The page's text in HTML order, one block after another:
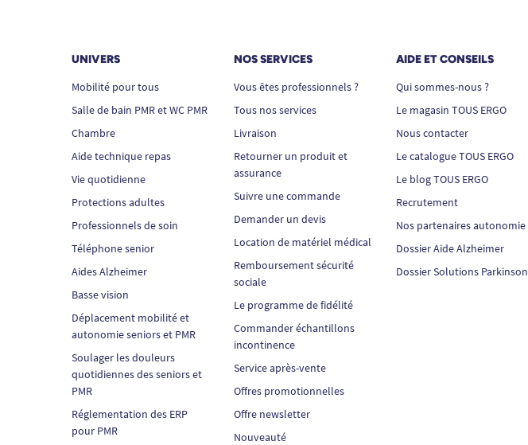
UNIVERS
Mobilité pour tous
Salle de bain PMR et WC PMR
Chambre
Aide technique repas
Vie quotidienne
Protections adultes
Professionnels de soin
Téléphone senior
Aides Alzheimer
Basse vision
Déplacement mobilité et
autonomie seniors et PMR
Soulager les douleurs
quotidiennes des seniors et
PMR
Réglementation des ERP
pour PMR
NOS SERVICES
Vous êtes professionnels ?
Tous nos services
Livraison
Retourner un produit et
assurance
Suivre une commande
Demander un devis
Location de matériel médical
Remboursement sécurité
sociale
Le programme de fidélité
Commander échantillons
incontinence
Service après-vente
Offres promotionnelles
Offre newsletter
Nouveauté
AIDE ET CONSEILS
Qui sommes-nous ?
Le magasin TOUS ERGO
Nous contacter
Le catalogue TOUS ERGO
Le blog TOUS ERGO
Recrutement
Nos partenaires autonomie
Dossier Aide Alzheimer
Dossier Solutions Parkinson